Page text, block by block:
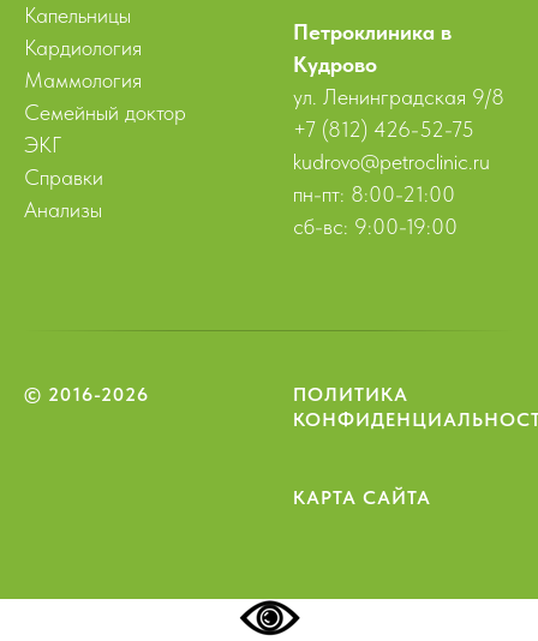
Капельницы
Кардиология
Маммология
Семейный доктор
ЭКГ
Справки
Анализы
Петроклиника в
Кудрово
ул. Ленинградская 9/8
+7 (812) 426-52-75
kudrovo@petroclinic.ru
пн-пт: 8:00-21:00
сб-вс: 9:00-19:00
© 2016-2026
ПОЛИТИКА
КАРТА САЙТА